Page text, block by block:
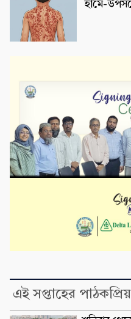
হামে-
এই সপ্তাহের পাঠকপ্রিয়